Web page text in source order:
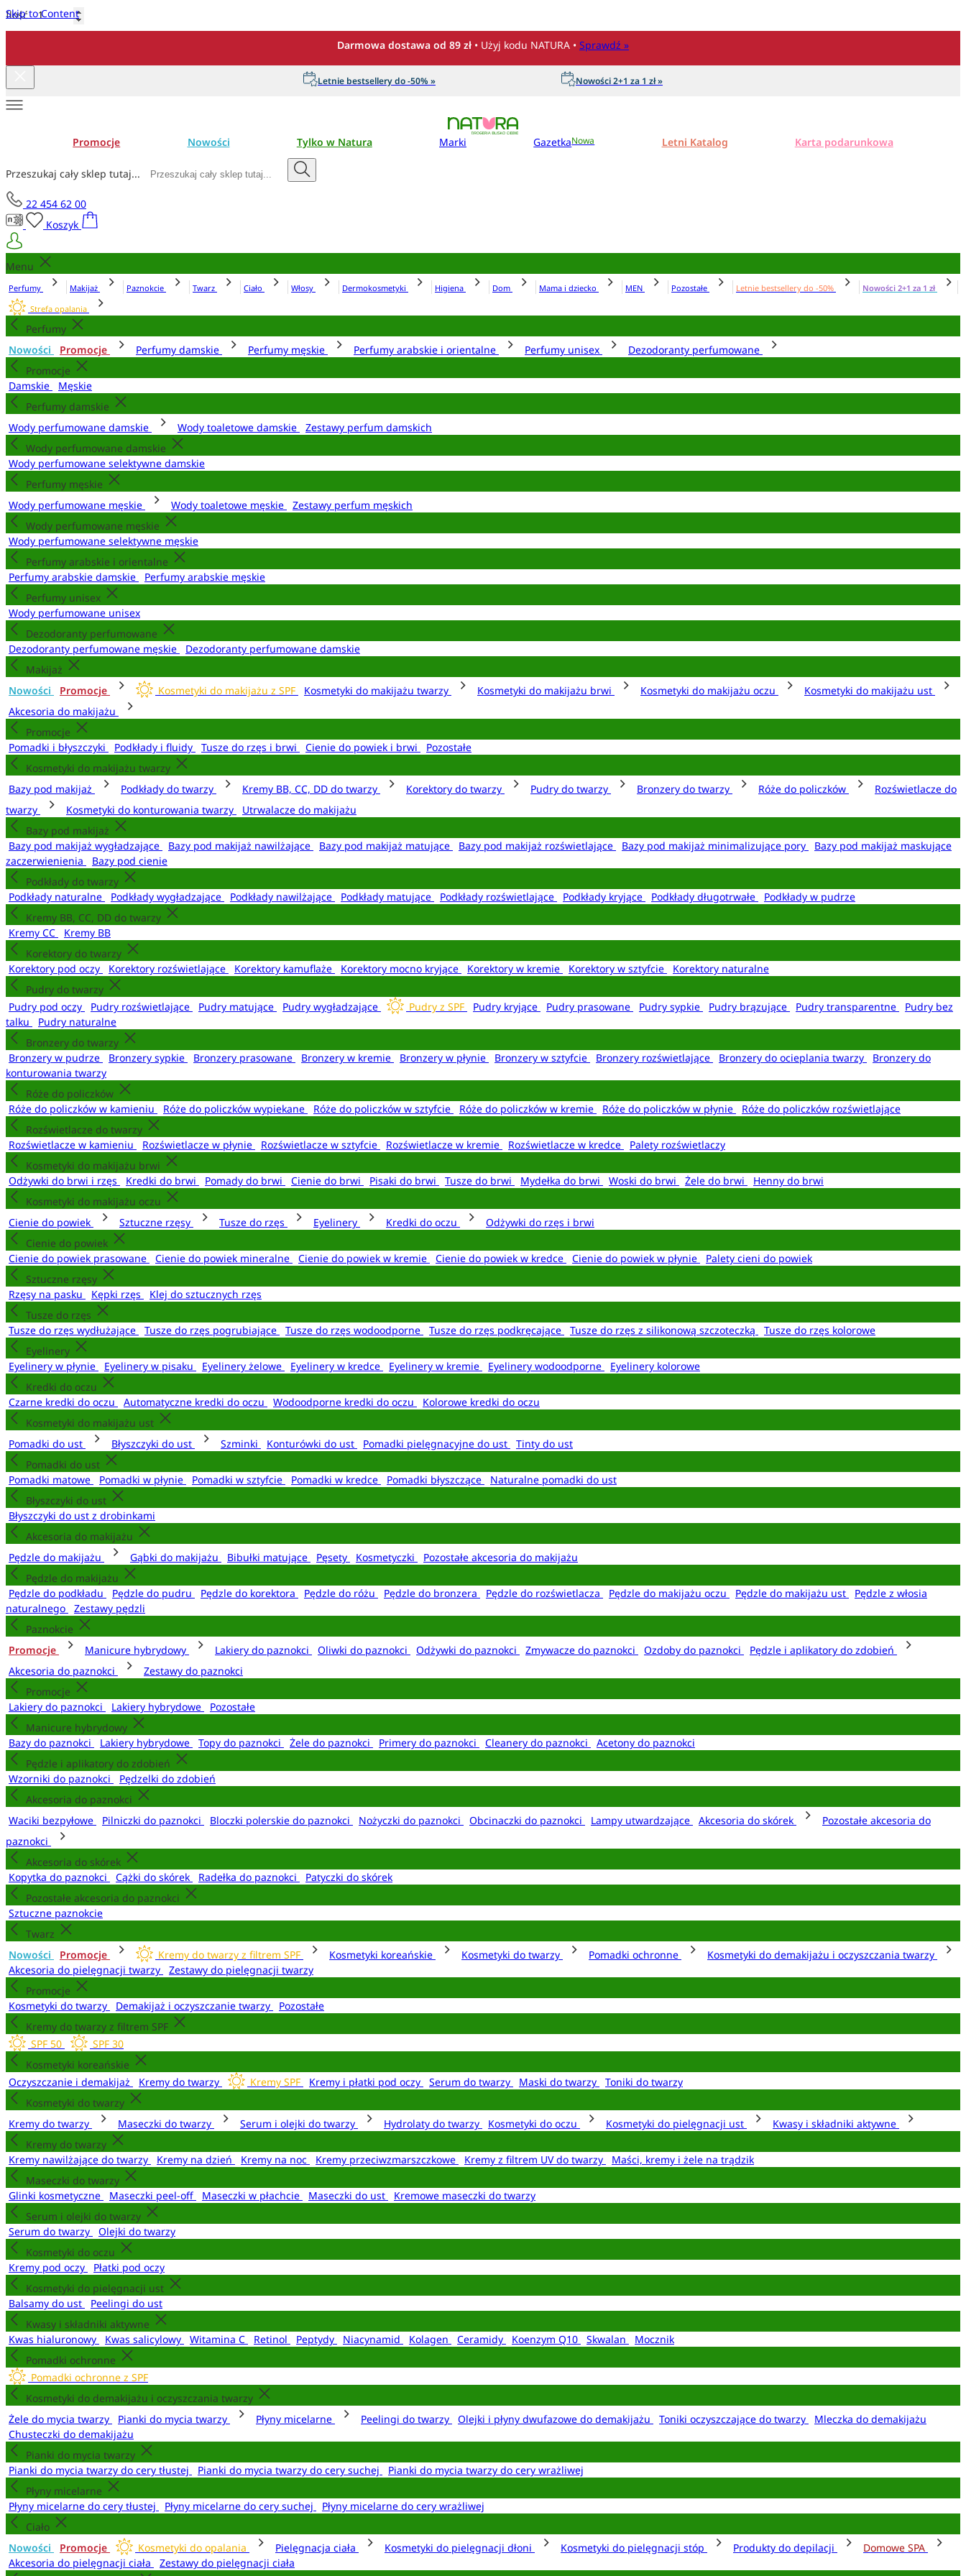
Skip to Content
Darmowa dostawa od 89 zł • Użyj kodu NATURA • Sprawdź »
Letnie bestsellery do -50% » Nowości 2+1 za 1 zł »
Promocje Nowości Tylko w Natura Marki GazetkaNowa Letni Katalog Karta podarunkowa
Przeszukaj cały sklep tutaj...
22 454 62 00
Koszyk
Menu
Perfumy Makijaż Paznokcie Twarz Ciało Włosy Dermokosmetyki Higiena Dom Mama i dziecko MEN Pozostałe Letnie bestsellery do -50%
Nowości 2+1 za 1 zł
Strefa opalania
Perfumy
Nowości
Promocje Perfumy damskie Perfumy męskie Perfumy arabskie i orientalne Perfumy unisex
Dezodoranty perfumowane
Promocje
Damskie
Męskie
Perfumy damskie
Wody perfumowane damskie
Wody toaletowe damskie
Zestawy perfum damskich
Wody perfumowane damskie
Wody perfumowane selektywne damskie
Perfumy męskie
Wody perfumowane męskie
Wody toaletowe męskie
Zestawy perfum męskich
Wody perfumowane męskie
Wody perfumowane selektywne męskie
Perfumy arabskie i orientalne
Perfumy arabskie damskie
Perfumy arabskie męskie
Perfumy unisex
Wody perfumowane unisex
Dezodoranty perfumowane
Dezodoranty perfumowane męskie
Dezodoranty perfumowane damskie
Makijaż
Nowości
Promocje Kosmetyki do makijażu z SPF Kosmetyki do makijażu twarzy Kosmetyki do makijażu brwi Kosmetyki do makijażu oczu
Kosmetyki do makijażu ust
Akcesoria do makijażu
Promocje
Pomadki i błyszczyki
Podkłady i fluidy Tusze do rzęs i brwi Cienie do powiek i brwi
Pozostałe
Kosmetyki do makijażu twarzy
Bazy pod makijaż
Podkłady do twarzy Kremy BB, CC, DD do twarzy Korektory do twarzy Pudry do twarzy Bronzery do twarzy Róże do policzków
Rozświetlacze do
twarzy
Kosmetyki do konturowania twarzy
Utrwalacze do makijażu
Bazy pod makijaż
Bazy pod makijaż wygładzające
Bazy pod makijaż nawilżające Bazy pod makijaż matujące Bazy pod makijaż rozświetlające Bazy pod makijaż minimalizujące pory
Bazy pod makijaż maskujące
zaczerwienienia
Bazy pod cienie
Podkłady do twarzy
Podkłady naturalne
Podkłady wygładzające Podkłady nawilżające Podkłady matujące Podkłady rozświetlające Podkłady kryjące Podkłady długotrwałe
Podkłady w pudrze
Kremy BB, CC, DD do twarzy
Kremy CC
Kremy BB
Korektory do twarzy
Korektory pod oczy
Korektory rozświetlające Korektory kamuflaże Korektory mocno kryjące Korektory w kremie Korektory w sztyfcie
Korektory naturalne
Pudry do twarzy
Pudry pod oczy
Pudry rozświetlające Pudry matujące Pudry wygładzające Pudry z SPF Pudry kryjące Pudry prasowane Pudry sypkie Pudry brązujące Pudry transparentne
Pudry bez
talku
Pudry naturalne
Bronzery do twarzy
Bronzery w pudrze
Bronzery sypkie Bronzery prasowane Bronzery w kremie Bronzery w płynie Bronzery w sztyfcie Bronzery rozświetlające Bronzery do ocieplania twarzy
Bronzery do
konturowania twarzy
Róże do policzków
Róże do policzków w kamieniu
Róże do policzków wypiekane Róże do policzków w sztyfcie Róże do policzków w kremie Róże do policzków w płynie
Róże do policzków rozświetlające
Rozświetlacze do twarzy
Rozświetlacze w kamieniu
Rozświetlacze w płynie Rozświetlacze w sztyfcie Rozświetlacze w kremie Rozświetlacze w kredce
Palety rozświetlaczy
Kosmetyki do makijażu brwi
Odżywki do brwi i rzęs
Kredki do brwi Pomady do brwi Cienie do brwi Pisaki do brwi Tusze do brwi Mydełka do brwi Woski do brwi Żele do brwi
Henny do brwi
Kosmetyki do makijażu oczu
Cienie do powiek
Sztuczne rzęsy Tusze do rzęs Eyelinery Kredki do oczu
Odżywki do rzęs i brwi
Cienie do powiek
Cienie do powiek prasowane
Cienie do powiek mineralne Cienie do powiek w kremie Cienie do powiek w kredce Cienie do powiek w płynie
Palety cieni do powiek
Sztuczne rzęsy
Rzęsy na pasku
Kępki rzęs
Klej do sztucznych rzęs
Tusze do rzęs
Tusze do rzęs wydłużające
Tusze do rzęs pogrubiające Tusze do rzęs wodoodporne Tusze do rzęs podkręcające Tusze do rzęs z silikonową szczoteczką
Tusze do rzęs kolorowe
Eyelinery
Eyelinery w płynie
Eyelinery w pisaku Eyelinery żelowe Eyelinery w kredce Eyelinery w kremie Eyelinery wodoodporne
Eyelinery kolorowe
Kredki do oczu
Czarne kredki do oczu
Automatyczne kredki do oczu Wodoodporne kredki do oczu
Kolorowe kredki do oczu
Kosmetyki do makijażu ust
Pomadki do ust
Błyszczyki do ust Szminki Konturówki do ust Pomadki pielęgnacyjne do ust
Tinty do ust
Pomadki do ust
Pomadki matowe
Pomadki w płynie Pomadki w sztyfcie Pomadki w kredce Pomadki błyszczące
Naturalne pomadki do ust
Błyszczyki do ust
Błyszczyki do ust z drobinkami
Akcesoria do makijażu
Pędzle do makijażu
Gąbki do makijażu Bibułki matujące Pęsety Kosmetyczki
Pozostałe akcesoria do makijażu
Pędzle do makijażu
Pędzle do podkładu
Pędzle do pudru Pędzle do korektora Pędzle do różu Pędzle do bronzera Pędzle do rozświetlacza Pędzle do makijażu oczu Pędzle do makijażu ust
Pędzle z włosia
naturalnego
Zestawy pędzli
Paznokcie
Promocje
Manicure hybrydowy Lakiery do paznokci Oliwki do paznokci Odżywki do paznokci Zmywacze do paznokci Ozdoby do paznokci
Pędzle i aplikatory do zdobień
Akcesoria do paznokci
Zestawy do paznokci
Promocje
Lakiery do paznokci
Lakiery hybrydowe
Pozostałe
Manicure hybrydowy
Bazy do paznokci
Lakiery hybrydowe Topy do paznokci Żele do paznokci Primery do paznokci Cleanery do paznokci
Acetony do paznokci
Pędzle i aplikatory do zdobień
Wzorniki do paznokci
Pędzelki do zdobień
Akcesoria do paznokci
Waciki bezpyłowe
Pilniczki do paznokci Bloczki polerskie do paznokci Nożyczki do paznokci Obcinaczki do paznokci Lampy utwardzające Akcesoria do skórek
Pozostałe akcesoria do
paznokci
Akcesoria do skórek
Kopytka do paznokci
Cążki do skórek Radełka do paznokci
Patyczki do skórek
Pozostałe akcesoria do paznokci
Sztuczne paznokcie
Twarz
Nowości
Promocje Kremy do twarzy z filtrem SPF Kosmetyki koreańskie Kosmetyki do twarzy Pomadki ochronne
Kosmetyki do demakijażu i oczyszczania twarzy
Akcesoria do pielęgnacji twarzy
Zestawy do pielęgnacji twarzy
Promocje
Kosmetyki do twarzy
Demakijaż i oczyszczanie twarzy
Pozostałe
Kremy do twarzy z filtrem SPF
SPF 50
SPF 30
Kosmetyki koreańskie
Oczyszczanie i demakijaż
Kremy do twarzy Kremy SPF Kremy i płatki pod oczy Serum do twarzy Maski do twarzy
Toniki do twarzy
Kosmetyki do twarzy
Kremy do twarzy
Maseczki do twarzy Serum i olejki do twarzy Hydrolaty do twarzy Kosmetyki do oczu Kosmetyki do pielęgnacji ust
Kwasy i składniki aktywne
Kremy do twarzy
Kremy nawilżające do twarzy
Kremy na dzień Kremy na noc Kremy przeciwzmarszczkowe Kremy z filtrem UV do twarzy
Maści, kremy i żele na trądzik
Maseczki do twarzy
Glinki kosmetyczne
Maseczki peel-off Maseczki w płachcie Maseczki do ust
Kremowe maseczki do twarzy
Serum i olejki do twarzy
Serum do twarzy
Olejki do twarzy
Kosmetyki do oczu
Kremy pod oczy
Płatki pod oczy
Kosmetyki do pielęgnacji ust
Balsamy do ust
Peelingi do ust
Kwasy i składniki aktywne
Kwas hialuronowy
Kwas salicylowy Witamina C Retinol Peptydy Niacynamid Kolagen Ceramidy Koenzym Q10 Skwalan
Mocznik
Pomadki ochronne
Pomadki ochronne z SPF
Kosmetyki do demakijażu i oczyszczania twarzy
Żele do mycia twarzy
Pianki do mycia twarzy Płyny micelarne Peelingi do twarzy Olejki i płyny dwufazowe do demakijażu Toniki oczyszczające do twarzy
Mleczka do demakijażu
Chusteczki do demakijażu
Pianki do mycia twarzy
Pianki do mycia twarzy do cery tłustej
Pianki do mycia twarzy do cery suchej
Pianki do mycia twarzy do cery wrażliwej
Płyny micelarne
Płyny micelarne do cery tłustej
Płyny micelarne do cery suchej
Płyny micelarne do cery wrażliwej
Ciało
Nowości
Promocje Kosmetyki do opalania Pielęgnacja ciała Kosmetyki do pielęgnacji dłoni Kosmetyki do pielęgnacji stóp Produkty do depilacji
Domowe SPA
Akcesoria do pielęgnacji ciała
Zestawy do pielęgnacji ciała
Ilość